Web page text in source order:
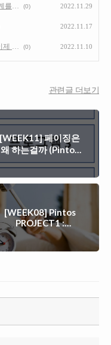
[WEEK09~10] syscall wait()의 구현 - 구조 설계를 중점으로 (Pintos PROJECT2 : USER PROGRAMS) (0) 2022.11.29
2022.11.17
[WEEK07] C언어에서 문자열 다루기. 근데 이제 포인터와 파싱(parsing)을 곁들인 (0) 2022.11.10
관련글 더보기
[WEEK11] 페이징은
왜 하는걸까 (Pintos
PROJECT3 :
[WEEK08] Pintos
PROJECT1 :
THREADS